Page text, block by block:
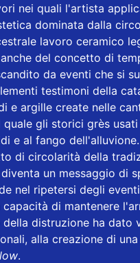
nei quali l'artista
dominata dalla
lavoro ceramico
del concetto di
da eventi che si
testimoni della
e argille create nelle
quale gli storici grès
e al fango dell'alluvione.
di circolarità della
un messaggio di
nel ripetersi degli
di mantenere
distruzione ha dato
alla creazione di
.